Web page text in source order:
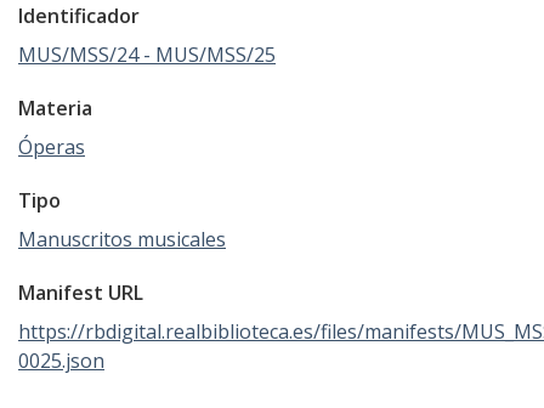
Identificador
MUS/MSS/24 - MUS/MSS/25
Materia
Óperas
Tipo
Manuscritos musicales
Manifest URL
https://rbdigital.realbiblioteca.es/files/manifests/
0025.json